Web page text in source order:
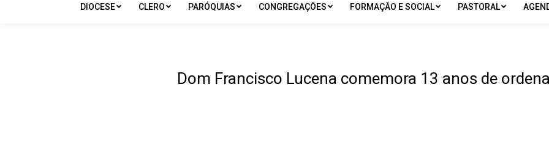
DIOCESE CLERO PARÓQUIAS CONGREGAÇÕES FORMAÇÃO E SOCIAL PASTORAL
Dom Francisco Lucena comemora 13 anos de